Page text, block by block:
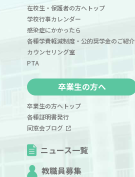
在校生・保護者の方へトップ
学校行事カレンダー
感染症にかかったら
各種学費軽減制度・公的奨学金のご紹介
カウンセリング室
PTA
卒業生の方へ
卒業生の方へトップ
各種証明書発行
同窓会ブログ
ニュース一覧
教職員募集